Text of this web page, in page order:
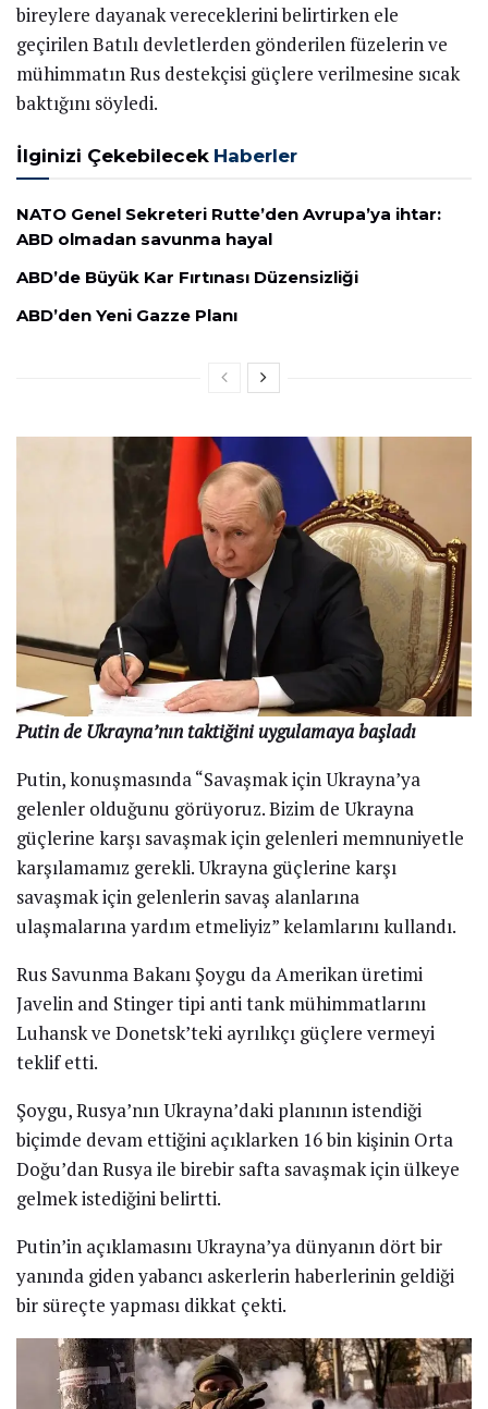
bireylere dayanak vereceklerini belirtirken ele
geçirilen Batılı devletlerden gönderilen füzelerin ve
mühimmatın Rus destekçisi güçlere verilmesine sıcak
baktığını söyledi.
İlginizi Çekebilecek Haberler
NATO Genel Sekreteri Rutte’den Avrupa’ya ihtar:
ABD olmadan savunma hayal
ABD’de Büyük Kar Fırtınası Düzensizliği
ABD’den Yeni Gazze Planı
Putin de Ukrayna’nın taktiğini uygulamaya başladı
Putin, konuşmasında “Savaşmak için Ukrayna’ya
gelenler olduğunu görüyoruz. Bizim de Ukrayna
güçlerine karşı savaşmak için gelenleri memnuniyetle
karşılamamız gerekli. Ukrayna güçlerine karşı
savaşmak için gelenlerin savaş alanlarına
ulaşmalarına yardım etmeliyiz” kelamlarını kullandı.
Rus Savunma Bakanı Şoygu da Amerikan üretimi
Javelin and Stinger tipi anti tank mühimmatlarını
Luhansk ve Donetsk’teki ayrılıkçı güçlere vermeyi
teklif etti.
Şoygu, Rusya’nın Ukrayna’daki planının istendiği
biçimde devam ettiğini açıklarken 16 bin kişinin Orta
Doğu’dan Rusya ile birebir safta savaşmak için ülkeye
gelmek istediğini belirtti.
Putin’in açıklamasını Ukrayna’ya dünyanın dört bir
yanında giden yabancı askerlerin haberlerinin geldiği
bir süreçte yapması dikkat çekti.